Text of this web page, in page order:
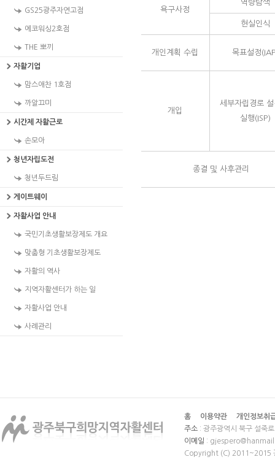
GS25광주자연고점
에코워싱2호점
THE 뽀끼
자활기업
맘스애찬 1호점
까알끄미
시간제 자활근로
손모아
청년자립도전
청년두드림
게이트웨이
자활사업 안내
국민기초생활보장제도 개요
맞춤형 기초생활보장제도
자활의 역사
지역자활센터가 하는 일
자활사업 안내
사례관리
욕구사정
역량탐색
현실인식
개인계획 수립 목표설정
개입
세부자립경로
실행(ISP)
종결 및 사후관리
홈 이용약관
개인정보취
주소 : 광주광역시 북구 설죽
이메일 :
Copyright (C) 2011~2015